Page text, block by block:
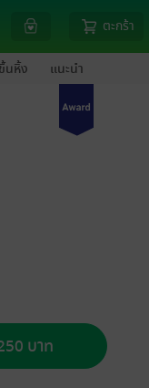
ตะกร้า
นหิ้ง แนะนำ
บาท